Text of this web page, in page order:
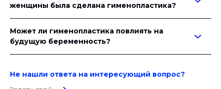
женщины была сделана гименопластика?
Может ли гименопластика повлиять на
будущую беременность?
Не нашли ответа на интересующий вопрос?